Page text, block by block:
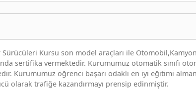
Sürücüleri Kursu son model araçları ile
sertifika vermektedir. Kurumumuz otomatik sınıfı
Kurumumuz öğrenci başarı odaklı en iyi eğitimi
olarak trafiğe kazandırmayı prensip edinmiştir.